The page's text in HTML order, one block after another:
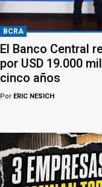
BCRA
El Banco Central
por USD 19.000
cinco años
Por ERIC NESICH